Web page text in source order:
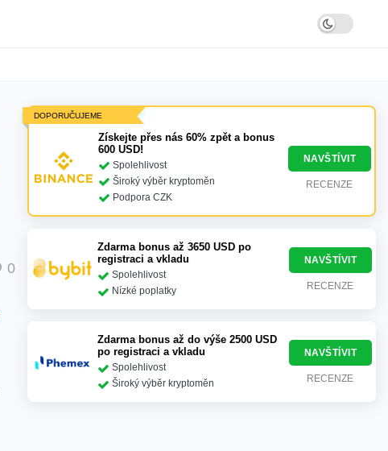
0
DOPORUČUJEME
Získejte přes nás 60% zpět a bonus
600 USD!
Spolehlivost
Široký výběr kryptoměn
Podpora CZK
NAVŠTÍVIT
RECENZE
Zdarma bonus až 3650 USD po
registraci a vkladu
Spolehlivost
Nízké poplatky
NAVŠTÍVIT
RECENZE
Zdarma bonus až do výše 2500 USD
po registraci a vkladu
Spolehlivost
Široký výběr kryptoměn
NAVŠTÍVIT
RECENZE